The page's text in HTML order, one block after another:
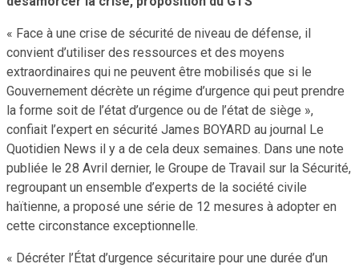
« Face à une crise de sécurité de niveau de défense, il
convient d’utiliser des ressources et des moyens
extraordinaires qui ne peuvent être mobilisés que si le
Gouvernement décrète un régime d’urgence qui peut prendre
la forme soit de l’état d’urgence ou de l’état de siège »,
confiait l’expert en sécurité James BOYARD au journal Le
Quotidien News il y a de cela deux semaines. Dans une note
publiée le 28 Avril dernier, le Groupe de Travail sur la Sécurité,
regroupant un ensemble d’experts de la société civile
haïtienne, a proposé une série de 12 mesures à adopter en
cette circonstance exceptionnelle.
« Décréter l’État d’urgence sécuritaire pour une durée d’un